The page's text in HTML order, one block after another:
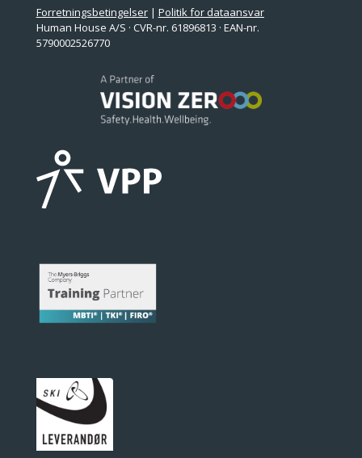
Forretningsbetingelser| Politik for dataansvar
Human House A/S · CVR-nr. 61896813 · EAN-nr.
5790002526770